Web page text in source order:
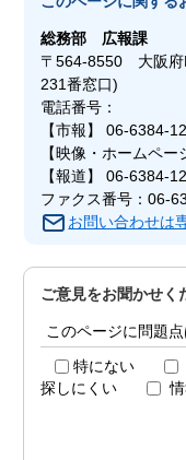
総務部 広報課
〒564-8550 大阪府
231番窓口)
電話番号：
【市報】 06-6384-
【映像・ホームペ
【報道】 06-6384-
ファクス番号：06-
お問い合わせは
ご意見をお聞かせく
このページに問題
特にない
探しにくい